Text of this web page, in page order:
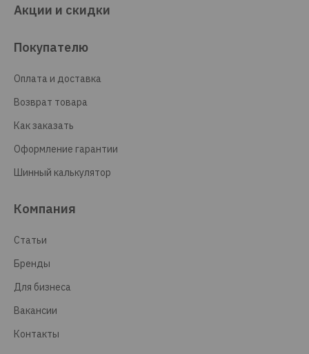
Акции и скидки
Покупателю
Оплата и доставка
Возврат товара
Как заказать
Оформление гарантии
Шинный калькулятор
Компания
Статьи
Бренды
Для бизнеса
Вакансии
Контакты